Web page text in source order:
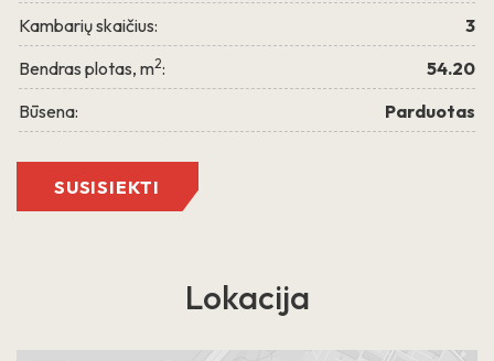
Kambarių skaičius:
3
Bendras plotas, m2:
54.20
Būsena:
Parduotas
SUSISIEKTI
Lokacija